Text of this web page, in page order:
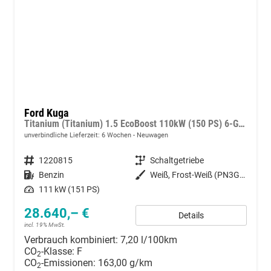
Ford Kuga
Titanium (Titanium) 1.5 EcoBoost 110kW (150 PS) 6-Gang Schaltgetriebe
unverbindliche Lieferzeit: 6 Wochen Neuwagen
Fahrzeugnummer 1220815 Getriebe Schaltgetriebe
Kraftstoff Benzin Außenfarbe
Weiß, Frost-Weiß (PN3GZ0)
Leistung 111 kW (151 PS)
28.640,– €
incl. 19% MwSt.
Details
Verbrauch kombiniert: 7,20 l/100km
CO2-Klasse: F
CO2-Emissionen: 163,00 g/km